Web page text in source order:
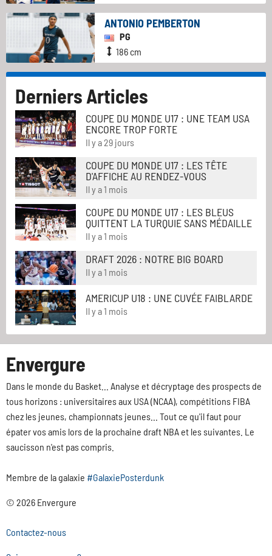
ANTONIO PEMBERTON
PG
186 cm
Derniers Articles
COUPE DU MONDE U17 : UNE TEAM USA
ENCORE TROP FORTE
Il y a 29 jours
COUPE DU MONDE U17 : LES TÊTE
D'AFFICHE AU RENDEZ-VOUS
Il y a 1 mois
COUPE DU MONDE U17 : LES BLEUS
QUITTENT LA TURQUIE SANS MÉDAILLE
Il y a 1 mois
DRAFT 2026 : NOTRE BIG BOARD
Il y a 1 mois
AMERICUP U18 : UNE CUVÉE FAIBLARDE
Il y a 1 mois
Envergure
Dans le monde du Basket... Analyse et décryptage des prospects de
tous horizons : universitaires aux USA (NCAA), compétitions FIBA
chez les jeunes, championnats jeunes... Tout ce qu'il faut pour
épater vos amis lors de la prochaine draft NBA et les suivantes. Le
saucisson n'est pas compris.
Membre de la galaxie #GalaxiePosterdunk
© 2026 Envergure
Contactez-nous